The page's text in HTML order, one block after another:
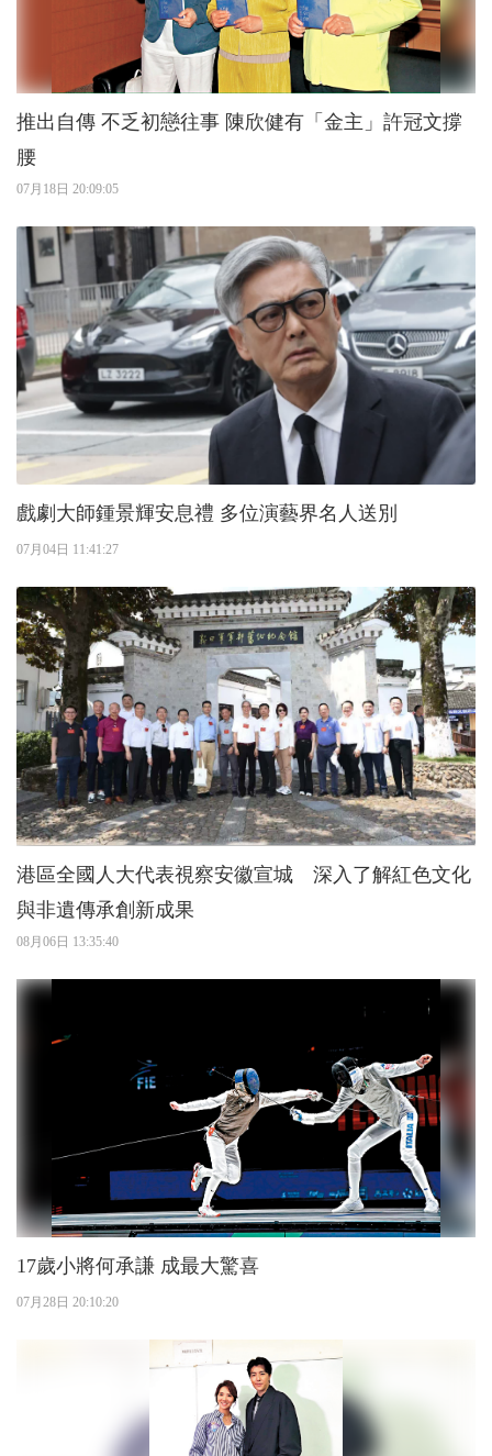
推出自傳 不乏初戀往事 陳欣健有「金主」許冠文撐
腰
07月18日 20:09:05
戲劇大師鍾景輝安息禮 多位演藝界名人送別
07月04日 11:41:27
港區全國人大代表視察安徽宣城 深入了解紅色文化
與非遺傳承創新成果
08月06日 13:35:40
17歲小將何承謙 成最大驚喜
07月28日 20:10:20